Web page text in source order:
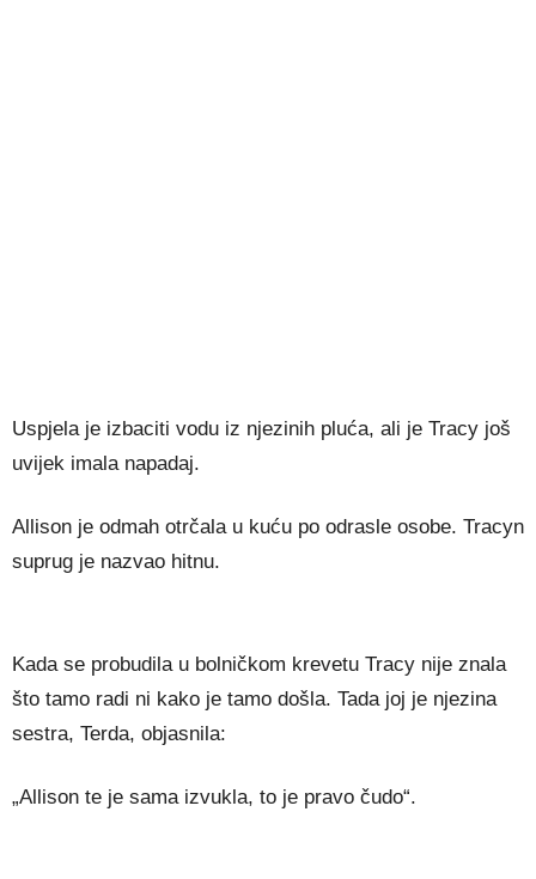
Uspjela je izbaciti vodu iz njezinih pluća, ali je Tracy još
uvijek imala napadaj.
Allison je odmah otrčala u kuću po odrasle osobe. Tracyn
suprug je nazvao hitnu.
Kada se probudila u bolničkom krevetu Tracy nije znala
što tamo radi ni kako je tamo došla. Tada joj je njezina
sestra, Terda, objasnila:
„Allison te je sama izvukla, to je pravo čudo“.